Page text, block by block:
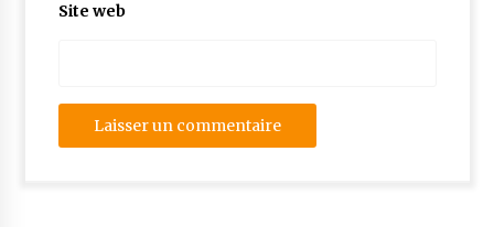
Site web